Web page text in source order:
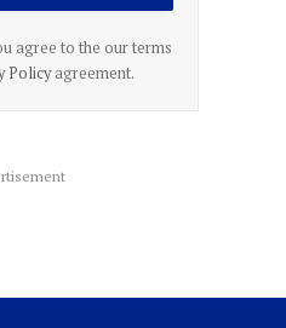
agree to the our terms
Policyagreement.